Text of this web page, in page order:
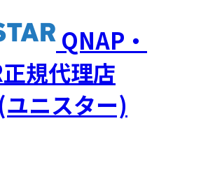
QNAP・
規代理店
ニスター)